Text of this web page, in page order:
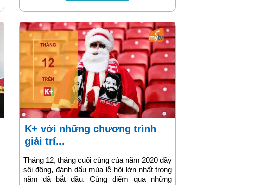
không thể bỏ qua cho các khách hàng khi
mua sắm trên ứng dụng Lazada.
K+ với những chương trình
giải trí...
Tháng 12, tháng cuối cùng của năm 2020 đầy
sôi động, đánh dấu mùa lễ hội lớn nhất trong
năm đã bắt đầu. Cùng điểm qua những